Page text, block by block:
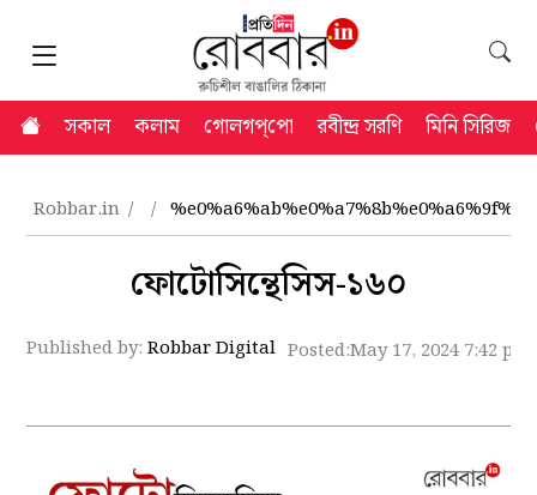
সকাল কলাম গোলগপ্‌পো রবীন্দ্র সরণি মিনি সিরিজ
Robbar.in
ফোটোসিন্থেসিস-১৬০
Published by:Robbar Digital Posted:May 17, 2024 7:42 pm